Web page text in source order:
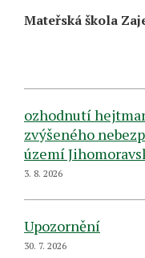
Mateřská škola
ozhodnutí
zvýšeného
území
3. 8. 2026
Upozornění
30. 7. 2026